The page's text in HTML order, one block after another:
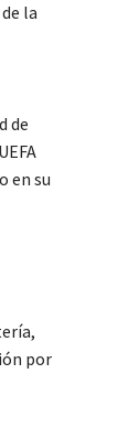
la
de
en su
por